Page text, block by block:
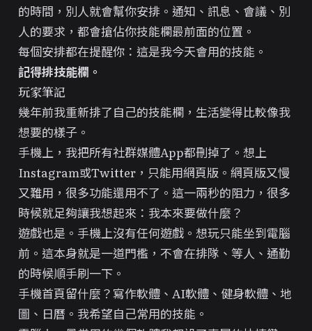
的時間，別人就會幫你安排。通知、訊息、會議、別
人的要求，都會搶佔你技能欄最前面的位置。
每個安排都在提醒你：這是我今天會用的技能。
記得排技能欄。
玩家筆記
幾年前我重新排了自己的技能欄，生活變得比較像我
想要的樣子。
手機上，我把所有社群媒體App都刪掉了。想上
Instagram或Twitter，只能用網頁版。網頁版又慢
又難用，很多功能還用不了。這一兩秒的阻力，很多
時候就足夠讓我想起來：我本來要做什麼？
遊戲也是。手機上沒有任何遊戲。想玩只能坐到電腦
前。這本身就是一道門檻，不會在排隊、等人、通勤
的時候順手刷一下。
手機首頁留什麼？寫作軟體、AI軟體、健身軟體、地
圖、日曆。我希望自己常用的技能。